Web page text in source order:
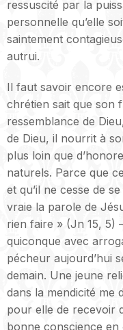
ressuscité par la
personnelle qu’elle
saintement
autrui.
Il faut savoir encore
chrétien sait que son
ressemblance de
de Dieu, il nourrit à
plus loin que
naturels. Parce que
et qu’il ne cesse de
vraie la parole de
rien faire » (Jn 15, 5)
quiconque avec
pécheur aujourd’hui
demain. Une jeune
dans la mendicité me
pour elle de recevoir
bonne conscience